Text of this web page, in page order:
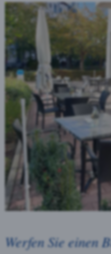
Werfen Sie einen